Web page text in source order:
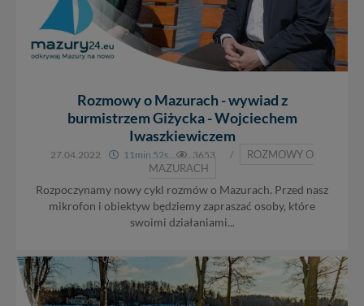
Rozmowy o Mazurach - wywiad z
burmistrzem Giżycka - Wojciechem
Iwaszkiewiczem
27.04.2022 11min 52s 3653 /
ROZMOWY O
MAZURACH
Rozpoczynamy nowy cykl rozmów o Mazurach. Przed nasz
mikrofon i obiektyw będziemy zapraszać osoby, które
swoimi działaniami...